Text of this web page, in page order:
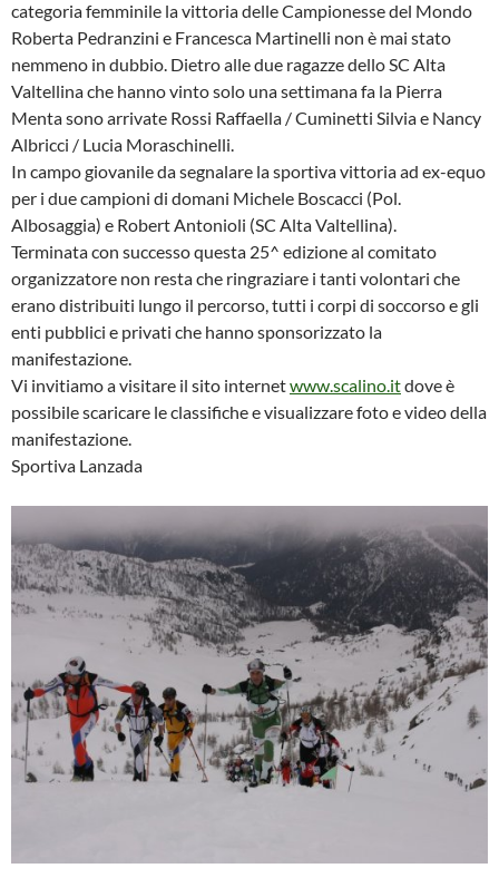
categoria femminile la vittoria delle Campionesse del Mondo
Roberta Pedranzini e Francesca Martinelli non è mai stato
nemmeno in dubbio. Dietro alle due ragazze dello SC Alta
Valtellina che hanno vinto solo una settimana fa la Pierra
Menta sono arrivate Rossi Raffaella / Cuminetti Silvia e Nancy
Albricci / Lucia Moraschinelli.
In campo giovanile da segnalare la sportiva vittoria ad ex-equo
per i due campioni di domani Michele Boscacci (Pol.
Albosaggia) e Robert Antonioli (SC Alta Valtellina).
Terminata con successo questa 25^ edizione al comitato
organizzatore non resta che ringraziare i tanti volontari che
erano distribuiti lungo il percorso, tutti i corpi di soccorso e gli
enti pubblici e privati che hanno sponsorizzato la
manifestazione.
Vi invitiamo a visitare il sito internetwww.scalino.itdove è
possibile scaricare le classifiche e visualizzare foto e video della
manifestazione.
Sportiva Lanzada